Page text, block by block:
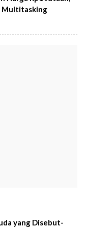
Multitasking
yang Disebut-